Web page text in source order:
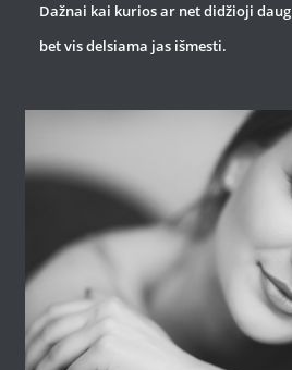
Dažnai kai kurios ar net didžioji
bet vis delsiama jas išmesti.